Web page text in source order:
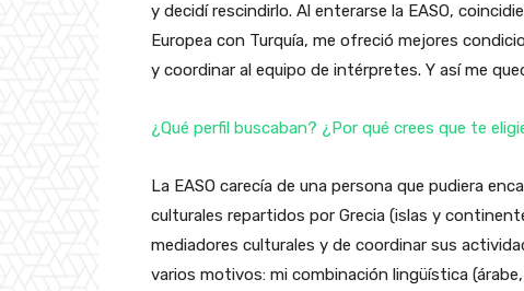
y decidí rescindirlo. Al enterarse la EASO,
Europea con Turquía, me ofreció mejores
y coordinar al equipo de intérpretes. Y así me
¿Qué perfil buscaban? ¿Por qué crees que te
La EASO carecía de una persona que pudiera
culturales repartidos por Grecia (islas y
mediadores culturales y de coordinar sus
varios motivos: mi combinación lingüística